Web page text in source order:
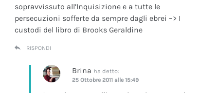
sopravvissuto all’Inquisizione e a tutte le
persecuzioni sofferte da sempre dagli ebrei –> I
custodi del libro di Brooks Geraldine
RISPONDI
Brina ha detto:
25 Ottobre 2011 alle 15:49